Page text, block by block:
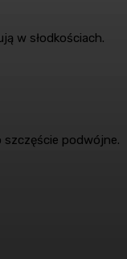
w słodkościach.
szczęście podwójne.